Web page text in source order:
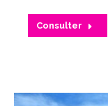
Consulter